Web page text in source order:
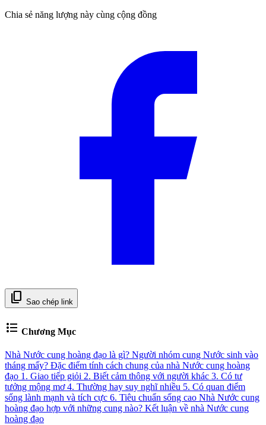
Chia sẻ năng lượng này cùng cộng đồng
content_copy Sao chép link
format_list_bulleted Chương Mục
Nhà Nước cung hoàng đạo là gì? Người nhóm cung Nước sinh vào
tháng mấy? Đặc điểm tính cách chung của nhà Nước cung hoàng
đạo 1. Giao tiếp giỏi 2. Biết cảm thông với người khác 3. Có tư
tưởng mộng mơ 4. Thường hay suy nghĩ nhiều 5. Có quan điểm
sống lành mạnh và tích cực 6. Tiêu chuẩn sống cao Nhà Nước cung
hoàng đạo hợp với những cung nào? Kết luận về nhà Nước cung
hoàng đạo